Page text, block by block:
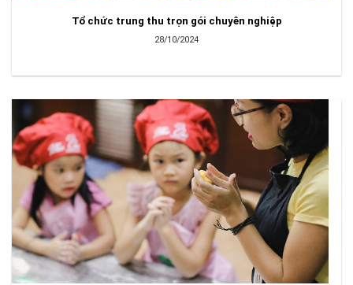
Tổ chức trung thu trọn gói chuyên nghiệp
28/10/2024